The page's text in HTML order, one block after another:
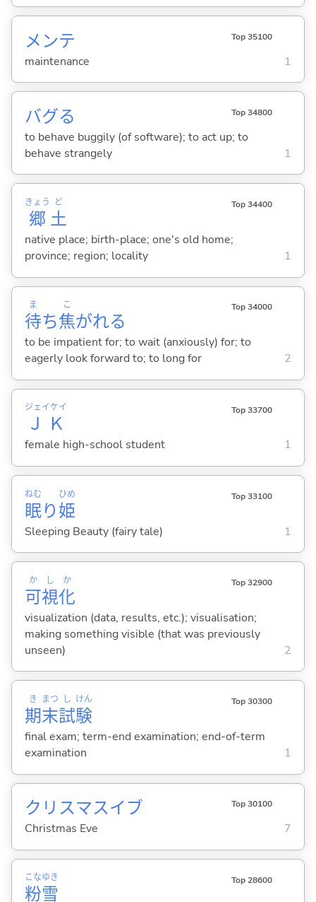
メンテ Top 35100
maintenance 1
バグる Top 34800
to behave buggily (of software); to act up; to
behave strangely
1
郷
きょう
土
ど Top 34400
native place; birth-place; one's old home;
province; region; locality
1
待
ま
ち焦
こ
がれる
Top 34000
to be impatient for; to wait (anxiously) for; to
eagerly look forward to; to long for
2
ＪＫ
ジェイケイ Top 33700
female high-school student 1
眠
ねむ
り姫
ひめ Top 33100
Sleeping Beauty (fairy tale) 1
可
か
視
し
化
か Top 32900
visualization (data, results, etc.); visualisation;
making something visible (that was previously
unseen)
2
期
き
末
まつ
試
し
験
けん Top 30300
final exam; term-end examination; end-of-term
examination
1
クリスマスイブ Top 30100
Christmas Eve 7
粉
こな
雪
ゆき Top 28600